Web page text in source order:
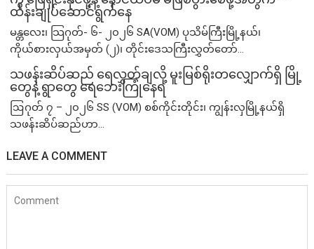
ထိန်းချုပ်ဆောင်ရွက်နေ
မန္တလေး၊ သြဂုတ်- ၆- ၂၀၂၆ SA(VOM) ပုသိမ်ကြီးမြို့နယ်၊
ကိုယ်စားလှယ်အမှတ် (၂)၊ တိုင်းဒေသကြီးလွှတ်တော်...
သဖန်းဆိပ်ဆည် ရေလွှတ်ချလို့ မူးမြစ်ရိုးတလျှောက်ရှိ မြို့
တွေနဲ့ ရွာတွေ ရေဘေးကြုံနေရ
ဩဂုတ် ၇ – ၂၀၂၆ SS (VOM) စစ်ကိုင်းတိုင်း၊ ကျွန်းလှမြို့နယ်ရှိ
သဖန်းဆိပ်ဆည်ဟာ...
LEAVE A COMMENT